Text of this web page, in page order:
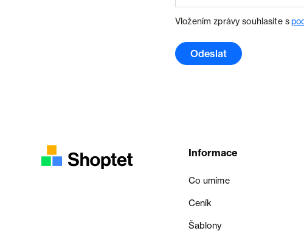
Vložením zprávy souhlasíte s
Odeslat
Informace
Co umíme
Ceník
Šablony